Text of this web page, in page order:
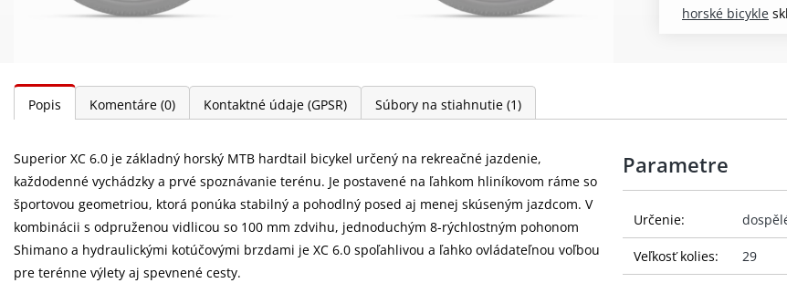
horské bicykle
Popis Komentáre (0) Kontaktné údaje (GPSR) Súbory na stiahnutie (1)
Superior XC 6.0 je základný horský MTB hardtail bicykel určený na rekreačné jazdenie,
každodenné vychádzky a prvé spoznávanie terénu. Je postavené na ľahkom hliníkovom ráme so
športovou geometriou, ktorá ponúka stabilný a pohodlný posed aj menej skúseným jazdcom. V
kombinácii s odpruženou vidlicou so 100 mm zdvihu, jednoduchým 8-rýchlostným pohonom
Shimano a hydraulickými kotúčovými brzdami je XC 6.0 spoľahlivou a ľahko ovládateľnou voľbou
pre terénne výlety aj spevnené cesty.
Parametre
Určenie:
Veľkosť kolies: 29